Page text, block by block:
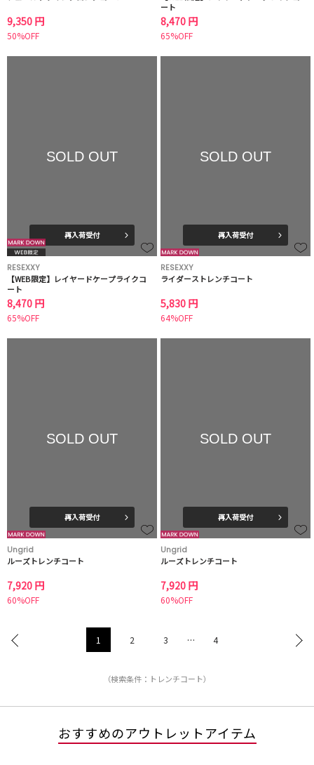
9,350 円
50%OFF
ート
8,470 円
65%OFF
SOLD OUT
再入荷受付
RESEXXY
【WEB限定】レイヤードケープライクコ
ート
8,470 円
65%OFF
SOLD OUT
再入荷受付
RESEXXY
ライダーストレンチコート
5,830 円
64%OFF
SOLD OUT
再入荷受付
Ungrid
ルーズトレンチコート
7,920 円
60%OFF
SOLD OUT
再入荷受付
Ungrid
ルーズトレンチコート
7,920 円
60%OFF
1 2 3 … 4
（検索条件：トレンチコート）
おすすめのアウトレットアイテム